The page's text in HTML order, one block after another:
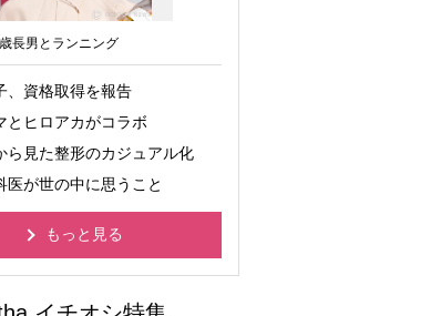
長男とランニング
、資格取得を報告
とヒロアカがコラボ
ら見た整形のカジュアル化
医が世の中に思うこと
もっと見る